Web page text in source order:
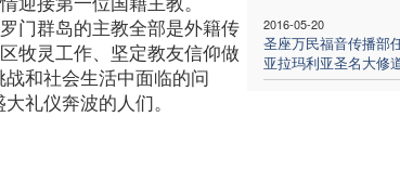
2016-05-20
圣座万民福音传播部
亚拉玛利亚圣名大修
门群岛的主教全部是外籍传
牧灵工作、坚定教友信仰做
和社会生活中面临的问
礼仪奔波的人们。